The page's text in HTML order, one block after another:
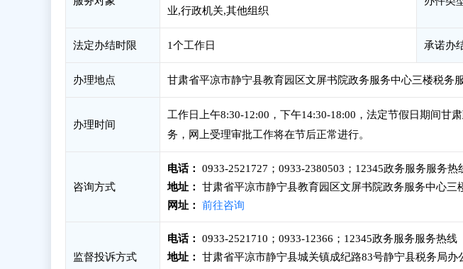
业,行政机关,其他组织
法定办结时限 1个工作日 承诺办
办理地点 甘肃省平凉市静宁县教育园区文屏书院政务服务中心三楼税务
办理时间
工作日上午8:30-12:00，下午14:30-18:00，法定节假日期间甘
务，网上受理审批工作将在节后正常进行。
咨询方式
电话：
0933-2521727；0933-2380503；12345政务服务服务热
地址：
甘肃省平凉市静宁县教育园区文屏书院政务服务中心三
网址：
前往咨询
监督投诉方式
电话：
0933-2521710；0933-12366；12345政务服务服务热线
地址：
甘肃省平凉市静宁县城关镇成纪路83号静宁县税务局办